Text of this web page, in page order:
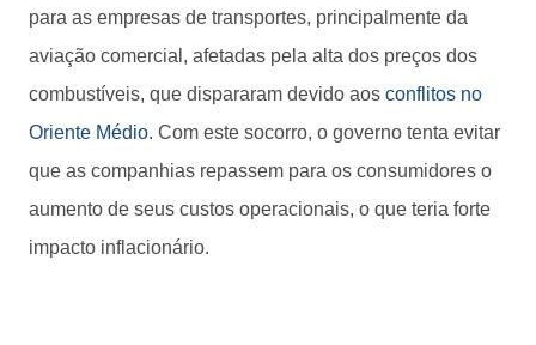
para as empresas de transportes, principalmente da
aviação comercial, afetadas pela alta dos preços dos
combustíveis, que dispararam devido aos conflitos no
Oriente Médio. Com este socorro, o governo tenta evitar
que as companhias repassem para os consumidores o
aumento de seus custos operacionais, o que teria forte
impacto inflacionário.